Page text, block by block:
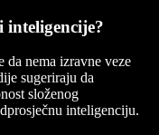
inteligencije?
da nema izravne veze
sugeriraju da
složenog
inteligenciju.